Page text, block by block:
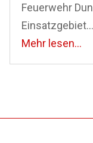
Feuerwehr
Einsatzgebiet...
Mehr lesen...